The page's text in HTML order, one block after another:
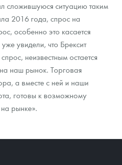
монет
металлов
сложившуюся ситуацию таким
2016 года, спрос на
особенно это касается
увидели, что Брексит
неизвестным остается
наш рынок. Торговая
а вместе с ней и наши
готовы к возможному
рынке».